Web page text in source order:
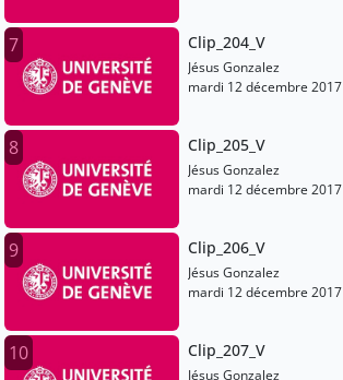
7 Clip_204_V
Jésus Gonzalez
mardi 12 décembre 2017
8 Clip_205_V
Jésus Gonzalez
mardi 12 décembre 2017
9 Clip_206_V
Jésus Gonzalez
mardi 12 décembre 2017
10 Clip_207_V
Jésus Gonzalez